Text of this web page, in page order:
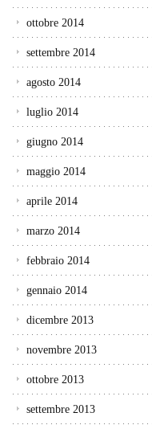
ottobre 2014
settembre 2014
agosto 2014
luglio 2014
giugno 2014
maggio 2014
aprile 2014
marzo 2014
febbraio 2014
gennaio 2014
dicembre 2013
novembre 2013
ottobre 2013
settembre 2013